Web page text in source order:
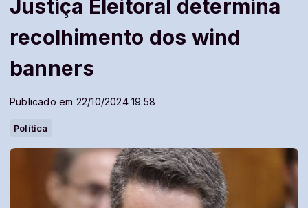
Justiça Eleitoral determina
recolhimento dos wind
banners
Publicado em 22/10/2024 19:58
Política